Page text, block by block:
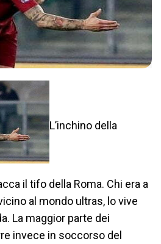
L’inchino della
il tifo della Roma. Chi era a
al mondo ultras, lo vive
La maggior parte dei
invece in soccorso del